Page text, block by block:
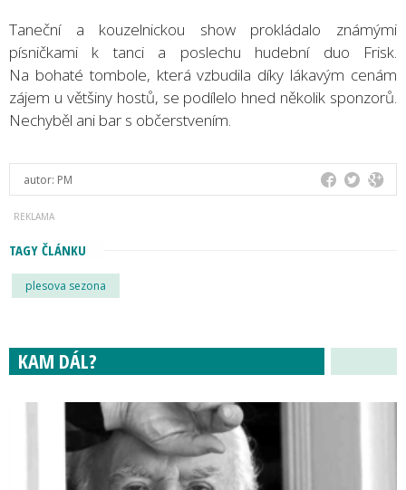
Taneční a kouzelnickou show prokládalo známými
písničkami k tanci a poslechu hudební duo Frisk.
Na bohaté tombole, která vzbudila díky lákavým cenám
zájem u většiny hostů, se podílelo hned několik sponzorů.
Nechyběl ani bar s občerstvením.
autor: PM
TAGY ČLÁNKU
plesova sezona
KAM DÁL?